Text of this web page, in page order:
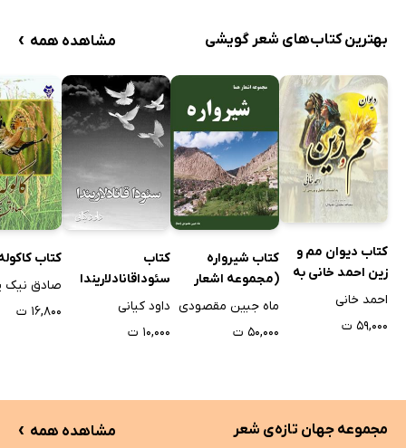
بهترین کتاب‌های شعر گویشی مشاهده همه ›
کتاب دیوان مم و
زین احمد خانی به
انضمام تحلیل و
احمد خانی
۵۹,۰۰۰ ت
کتاب شیرواره
(مجموعه اشعار
کردی)
ماه جبین مقصودی
۵۰,۰۰۰ ت
کتاب
سئوداقانادلاریندا
(شرح درد اشتیاق)
داود کیانی
۱۰,۰۰۰ ت
کتاب
صادق نیک
۱۶,۸۰۰ ت
مجموعه جهان تازه‌ی شعر
مشاهده همه ›